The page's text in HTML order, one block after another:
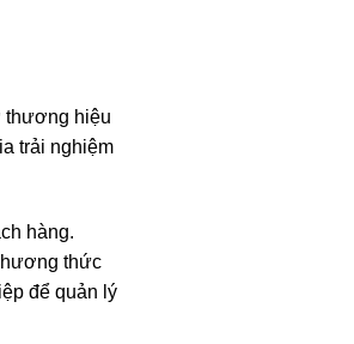
thương hiệu
trải nghiệm
hàng.
thức
để quản lý